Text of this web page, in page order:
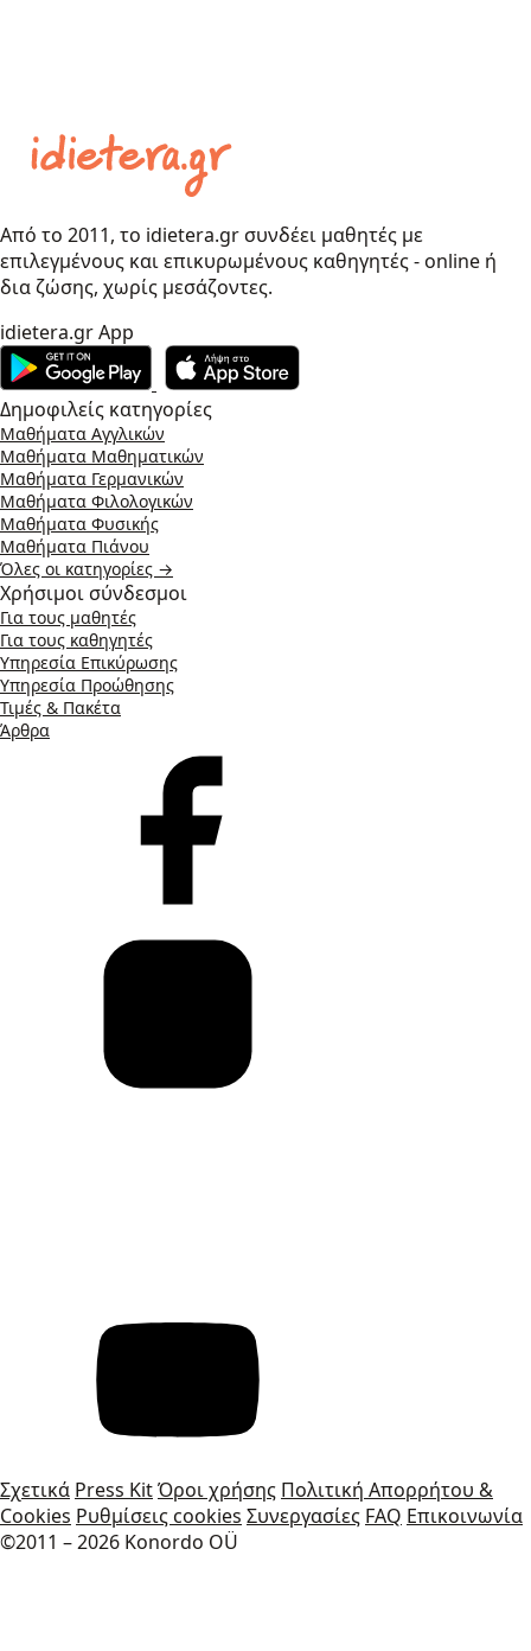
Από το 2011, το idietera.gr συνδέει μαθητές με
επιλεγμένους και επικυρωμένους καθηγητές - online ή
δια ζώσης, χωρίς μεσάζοντες.
idietera.gr App
Δημοφιλείς κατηγορίες
Μαθήματα Αγγλικών
Μαθήματα Μαθηματικών
Μαθήματα Γερμανικών
Μαθήματα Φιλολογικών
Μαθήματα Φυσικής
Μαθήματα Πιάνου
Όλες οι κατηγορίες →
Χρήσιμοι σύνδεσμοι
Για τους μαθητές
Για τους καθηγητές
Υπηρεσία Επικύρωσης
Υπηρεσία Προώθησης
Τιμές & Πακέτα
Άρθρα
Σχετικά Press KitΌροι χρήσης Πολιτική Απορρήτου &
Cookies Ρυθμίσεις cookies Συνεργασίες FAQ Επικοινωνία
©2011 – 2026 Konordo OÜ